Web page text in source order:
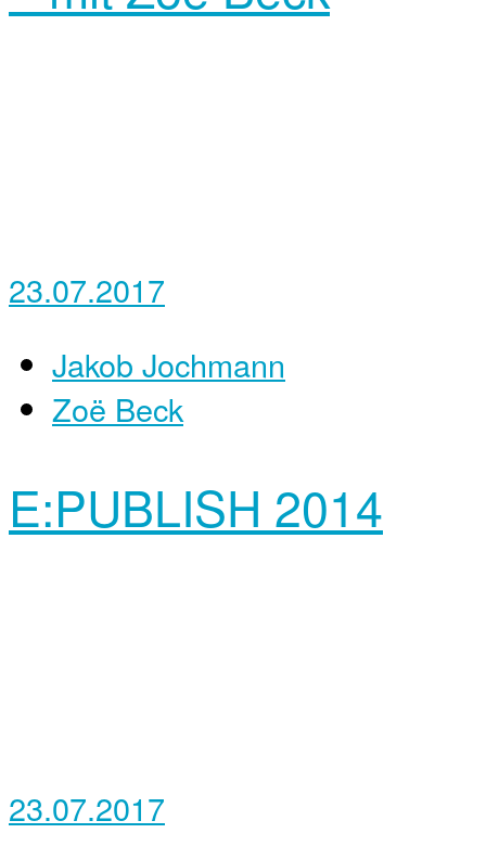
23.07.2017
Jakob Jochmann
Zoë Beck
E:PUBLISH 2014
23.07.2017